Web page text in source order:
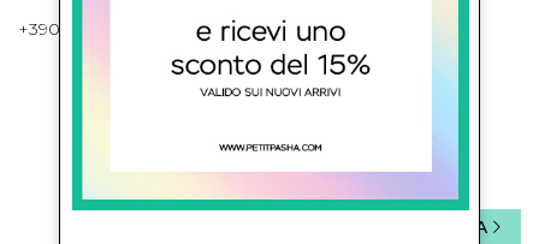
+39081643421 , +390812351280
ISCRIVITI ALLA NEWSLETTER
INVIA